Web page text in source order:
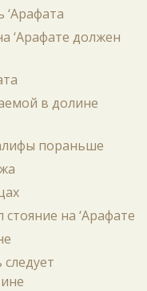
‘Арафата
‘Арафате должен
в долине
пораньше
стояние на ‘Арафате